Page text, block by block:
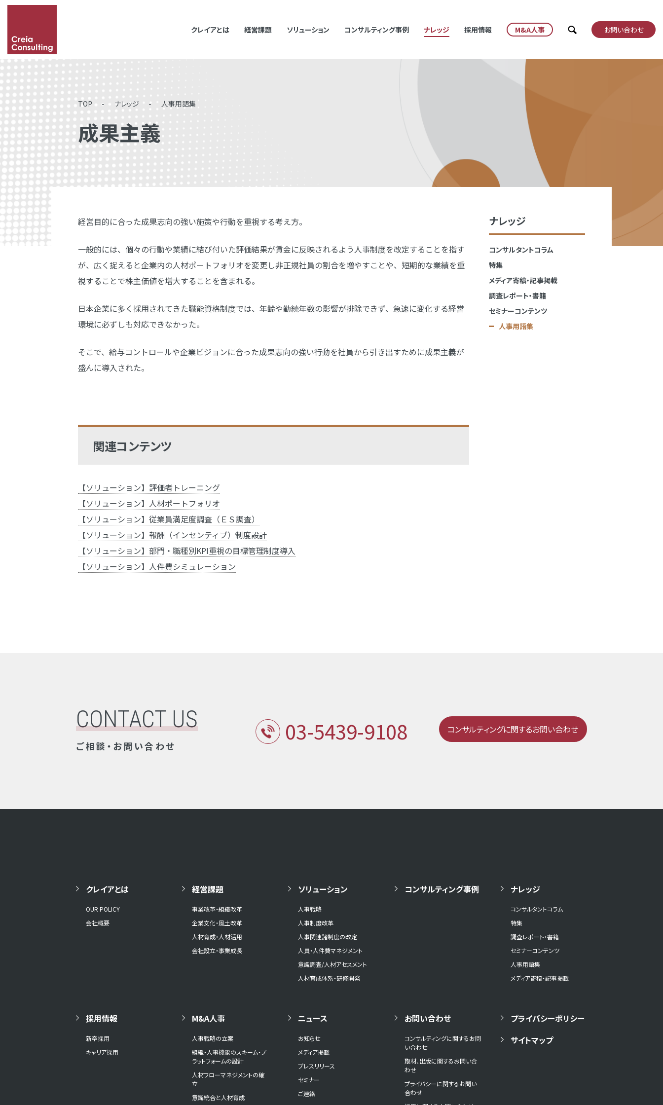
クレイアとは 経営課題 ソリューション コンサルティング事例 ナレッジ 採用情報 M&A人事 お問い合わせ
TOP ナレッジ 人事用語集
成果主義
経営目的に合った成果志向の強い施策や行動を重視する考え方。
一般的には、個々の行動や業績に結び付いた評価結果が賃金に反映されるよう人事制度を改定することを指す
が、広く捉えると企業内の人材ポートフォリオを変更し非正規社員の割合を増やすことや、短期的な業績を重
視することで株主価値を増大することを含まれる。
日本企業に多く採用されてきた職能資格制度では、年齢や勤続年数の影響が排除できず、急速に変化する経営
環境に必ずしも対応できなかった。
そこで、給与コントロールや企業ビジョンに合った成果志向の強い行動を社員から引き出すために成果主義が
盛んに導入された。
関連コンテンツ
【ソリューション】評価者トレーニング
【ソリューション】人材ポートフォリオ
【ソリューション】従業員満足度調査（ＥＳ調査）
【ソリューション】報酬（インセンティブ）制度設計
【ソリューション】部門・職種別KPI重視の目標管理制度導入
【ソリューション】人件費シミュレーション
ナレッジ
コンサルタントコラム
特集
メディア寄稿・記事掲載
調査レポート・書籍
セミナーコンテンツ
人事用語集
CONTACT US
ご相談・お問い合わせ
03-5439-9108 コンサルティングに関するお問い合わせ
クレイアとは
OUR POLICY
会社概要
経営課題
事業改革・組織改革
企業文化・風土改革
人材育成・人材活用
会社設立・事業成長
ソリューション
人事戦略
人事制度改革
人事関連諸制度の改定
人員・人件費マネジメント
意識調査/人材アセスメント
人材育成体系・研修開発
コンサルティング事例 ナレッジ
コンサルタントコラム
特集
調査レポート・書籍
セミナーコンテンツ
人事用語集
メディア寄稿・記事掲載
採用情報
新卒採用
キャリア採用
M&A人事
人事戦略の立案
組織・人事機能のスキーム・プ
ラットフォームの設計
人材フローマネジメントの確
立
意識統合と人材育成
ニュース
お知らせ
メディア掲載
プレスリリース
セミナー
ご連絡
お問い合わせ
コンサルティングに関するお問
い合わせ
取材、出版に関するお問い合
わせ
プライバシーに関するお問い
合わせ
プライバシーポリシー
サイトマップ